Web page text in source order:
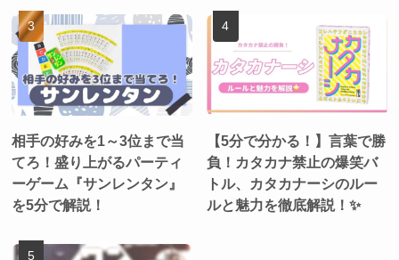
相手の好みを1～3位まで当
てろ！盛り上がるパーティ
ーゲーム『サンレンタン』
を5分で解説！
【5分で分かる！】言葉で勝
負！カタカナ禁止の爆笑バ
トル、カタカナーシのルー
ルと魅力を徹底解説！✨